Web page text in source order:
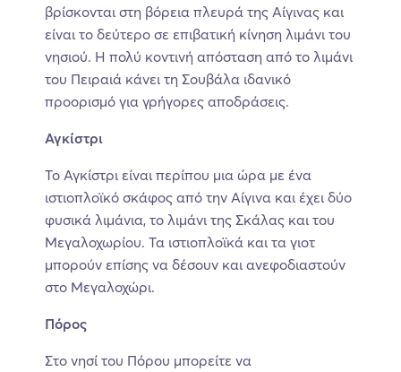
βρίσκονται στη βόρεια πλευρά της Αίγινας και
είναι το δεύτερο σε επιβατική κίνηση λιμάνι του
νησιού. Η πολύ κοντινή απόσταση από το λιμάνι
του Πειραιά κάνει τη Σουβάλα ιδανικό
προορισμό για γρήγορες αποδράσεις.
Αγκίστρι
Το Αγκίστρι είναι περίπου μια ώρα με ένα
ιστιοπλοϊκό σκάφος από την Αίγινα και έχει δύο
φυσικά λιμάνια, το λιμάνι της Σκάλας και του
Μεγαλοχωρίου. Τα ιστιοπλοϊκά και τα γιοτ
μπορούν επίσης να δέσουν και ανεφοδιαστούν
στο Μεγαλοχώρι.
Πόρος
Στο νησί του Πόρου μπορείτε να